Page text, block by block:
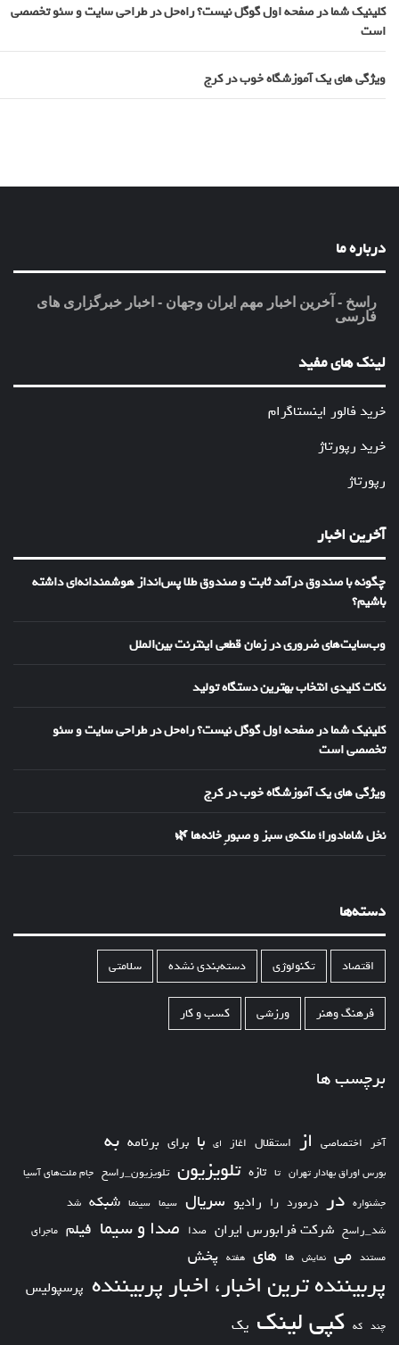
کلینیک شما در صفحه اول گوگل نیست؟ راه‌حل در طراحی سایت و سئو تخصصی
است
ویژگی های یک آموزشگاه خوب در کرج
درباره ما
راسخ - آخرین اخبار مهم ایران وجهان - اخبار خبرگزاری های
فارسی
لینک های مفید
خرید فالور اینستاگرام
خرید رپورتاژ
رپورتاژ
آخرین اخبار
چگونه با صندوق درآمد ثابت و صندوق طلا پس‌انداز هوشمندانه‌ای داشته
باشیم؟
وب‌سایت‌های ضروری در زمان قطعی اینترنت بین‌الملل
نکات کلیدی انتخاب بهترین دستگاه تولید
کلینیک شما در صفحه اول گوگل نیست؟ راه‌حل در طراحی سایت و سئو
تخصصی است
ویژگی های یک آموزشگاه خوب در کرج
نخل شامادورا؛ ملکه‌ی سبز و صبورِ خانه‌ها 🌿
دسته‌ها
اقتصاد تکنولوژی دسته‌بندی نشده سلامتی
فرهنگ وهنر ورزشی کسب و کار
برچسب ها
آخر اختصاصی از استقلال اغاز ای با برای برنامه به
بورس اوراق بهادار تهران تا تازه تلویزیون تلویزیون_راسخ جام ملت‌های آسیا
جشنواره در درمورد را رادیو سریال سیما سینما شبکه شد
شد_راسخ شرکت فرابورس ایران صدا صدا و سیما فیلم ماجرای
مستند می نمایش ها های هفته پخش
پربیننده ترین اخبار، اخبار پربیننده پرسپولیس
چند که کپی لینک یک